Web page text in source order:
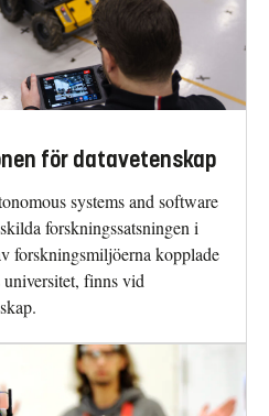
för datavetenskap
systems and software
forskningssatsningen i
forskningsmiljöerna kopplade
finns vid